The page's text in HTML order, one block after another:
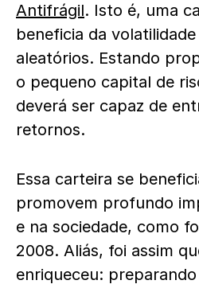
Antifrágil. Isto é, uma
beneficia da
aleatórios. Estando
o pequeno capital de
deverá ser capaz de
retornos.
Essa carteira se
promovem profundo
e na sociedade, como
2008. Aliás, foi assim
enriqueceu: preparando